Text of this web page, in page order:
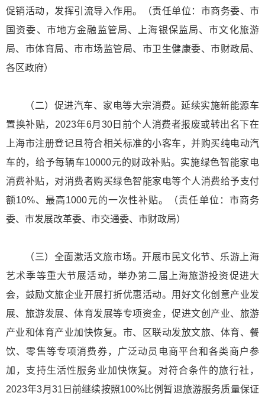
促销活动，发挥引流导入作用。（责任单位：市商务委、市
国资委、市地方金融监管局、上海银保监局、市文化旅游
局、市体育局、市市场监管局、市卫生健康委、市财政局、
各区政府）
（二）促进汽车、家电等大宗消费。延续实施新能源车
置换补贴，2023年6月30日前个人消费者报废或转出名下在
上海市注册登记且符合相关标准的小客车，并购买纯电动汽
车的，给予每辆车10000元的财政补贴。实施绿色智能家电
消费补贴，对消费者购买绿色智能家电等个人消费给予支付
额10%、最高1000元的一次性补贴。（责任单位：市商务
委、市发展改革委、市交通委、市财政局）
（三）全面激活文旅市场。开展市民文化节、乐游上海
艺术季等重大节展活动，举办第二届上海旅游投资促进大
会，鼓励文旅企业开展打折优惠活动。用好文化创意产业发
展、旅游发展、体育发展等专项资金，促进文创产业、旅游
产业和体育产业加快恢复。市、区联动发放文旅、体育、餐
饮、零售等专项消费券，广泛动员电商平台和各类商户参
加，支持生活性服务业加快恢复。对符合条件的旅行社，
2023年3月31日前继续按照100%比例暂退旅游服务质量保证